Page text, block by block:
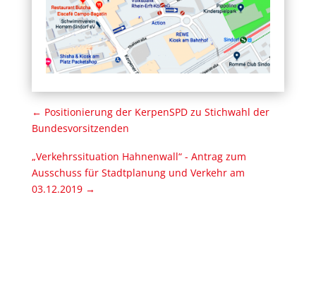
← Positionierung der KerpenSPD zu Stichwahl der
Bundesvorsitzenden
„Verkehrssituation Hahnenwall“ - Antrag zum
Ausschuss für Stadtplanung und Verkehr am
03.12.2019→